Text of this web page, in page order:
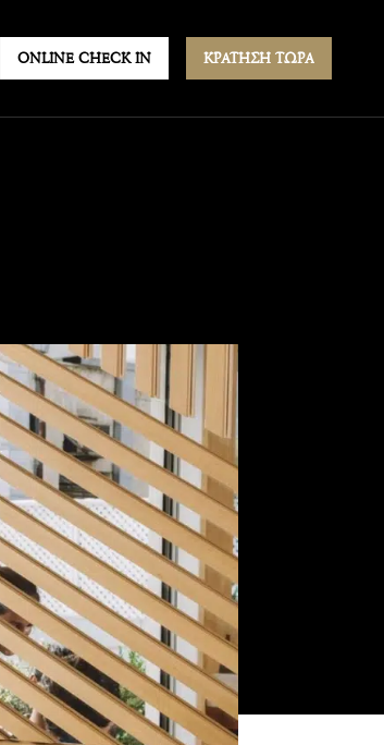
ONLINE CHECK IN ΚΡΑΤΗΣΗ ΤΩΡΑ